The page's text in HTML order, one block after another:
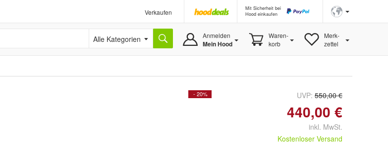
Verkaufen
Mit Sicherheit bei
Hood einkaufen
Alle Kategorien Anmelden
Mein Hood
Waren-
korb
Merk-
zettel
- 20% UVP: 550,00 €
440,00 €
inkl. MwSt.
Kostenloser Versand